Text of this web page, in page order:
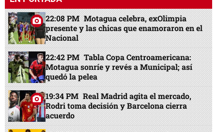
22:08 PM Motagua celebra, exOlimpia
presente y las chicas que enamoraron en el
Nacional
22:42 PM Tabla Copa Centroamericana:
Motagua sonríe y revés a Municipal; así
quedó la pelea
19:34 PM Real Madrid agita el mercado,
Rodri toma decisión y Barcelona cierra
acuerdo